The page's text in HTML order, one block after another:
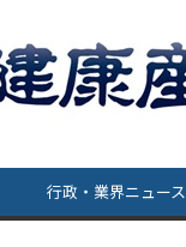
行政・業界ニュース